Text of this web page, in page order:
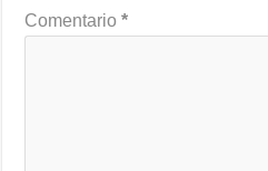
Comentario*